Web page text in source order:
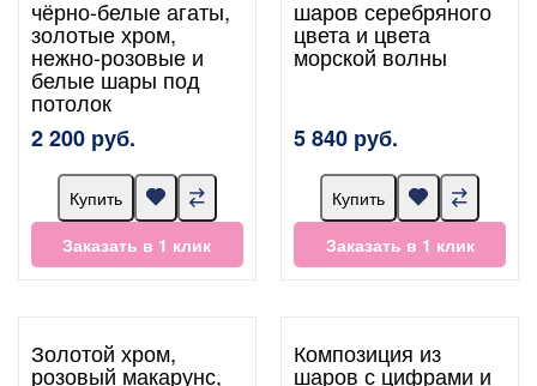
чёрно-белые агаты,
золотые хром,
нежно-розовые и
белые шары под
потолок
2 200 руб.
Купить
Заказать в 1 клик
шаров серебряного
цвета и цвета
морской волны
5 840 руб.
Купить
Заказать в 1 клик
Золотой хром,
розовый макарунс,
Композиция из
шаров с цифрами и